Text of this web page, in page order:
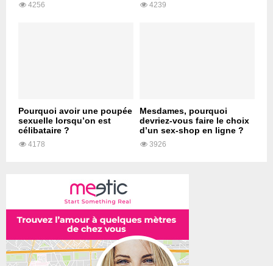
4256 4239
Pourquoi avoir une poupée
sexuelle lorsqu’on est
célibataire ?
4178
Mesdames, pourquoi
devriez-vous faire le choix
d’un sex-shop en ligne ?
3926